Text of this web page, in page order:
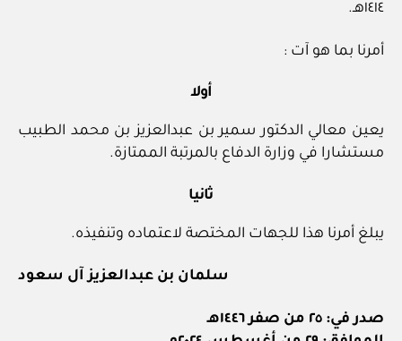
١٤١٤هـ.
أمرنا بما هو آت :
أولا
يعين معالي الدكتور سمير بن عبدالعزيز بن محمد الطبيب
مستشارا في وزارة الدفاع بالمرتبة الممتازة.
ثانيا
يبلغ أمرنا هذا للجهات المختصة لاعتماده وتنفيذه.
سلمان بن عبدالعزيز آل سعود
صدر في: ٢٥ من صفر ١٤٤٦هـ